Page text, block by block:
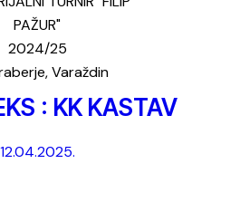
PAŽUR"
2024/25
Varaždin
: KK KASTAV
12.04.2025.